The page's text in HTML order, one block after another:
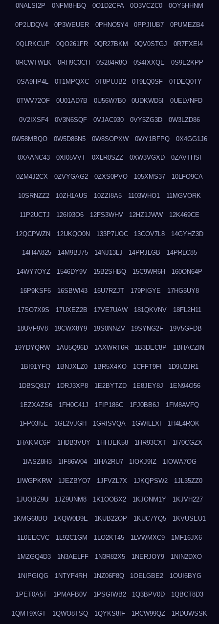
0NALSI2P 0NFM8HBQ 0O1D2CFA 0O3VCZC0 0OY5HHNM
0P2UDQV4 0P3WEUER 0PHNO5Y4 0PPJIUB7 0PUMEZB4
0QLRKCUP 0QO261FR 0QR27BKM 0QV0STGJ 0R7FXEI4
0RCWTWLK 0RH9C3CH 0S284R8O 0S4IXXQE 0S9E2KPP
0SA9HP4L 0T1MPQXC 0T8PUJB2 0T9LQ0SF 0TDEQ0TY
0TWV72OF 0U01AD7B 0U56W7B0 0UDKWD5I 0UELVNFD
0V2IXSF4 0V3N6SQF 0VJAC930 0VY5ZG3D 0W3LZD86
0W58MBQO 0W5D86N5 0W8SOPXW 0WY1BFPQ 0X4GG1J6
0XAANC43 0XI05VVT 0XLR0SZZ 0XW3VGXD 0ZAVTHSI
0ZM4J2CX 0ZVYGAG2 0ZXS0PVO 105XMS37 10LFO9CA
10SRNZZ2 10ZH1AUS 10ZZI8A5 1103WHO1 11MGVORK
11P2UCTJ 126I93O6 12FS3WHV 12HZ1JWW 12K469CE
12QCPWZN 12UKQO0N 133P7UOC 13COV7L8 14GYHZ3D
14H4A825 14M9BJ75 14NJ13LJ 14PRJLGB 14PRLC85
14WY7OYZ 1546DY9V 15B2SHBQ 15C9WR6H 160ON64P
16P9KSF6 16SBWI43 16U7RZJT 179PIGYE 17HG5UY8
17SO7X9S 17UXEZ2B 17VE7UAW 181QKVNV 18FL2H11
18UVF9V8 19CWX8Y9 19S0NNZV 19SYNG2F 19V5GFDB
19YDYQRW 1AU5Q96D 1AXWRT6R 1B3DEC8P 1BHACZIN
1BI91YFQ 1BNJXLZ0 1BR5X4KO 1CFFT9FI 1D9U2JR1
1DBSQ817 1DRJ3XP8 1E2BYTZD 1E8JEY8J 1EN94O56
1EZXAZS6 1FH0C41J 1FIP186C 1FJ0BB6J 1FM8AVFQ
1FP03I5E 1GL2VJGH 1GRISVQA 1GWILLXI 1H4L4ROK
1HAKMC6P 1HDB3VUY 1HHJEK58 1HR93CXT 1I70CGZX
1IASZ8H3 1IF86W04 1IHA2RU7 1IOKJ9IZ 1IOWA7OG
1IWGPKRW 1JEZBYO7 1JFVZL7X 1JKQPSW2 1JL35ZZ0
1JUOBZ9U 1JZ9UNM8 1K1OOBX2 1KJONM1Y 1KJVH227
1KMG68BO 1KQW0D9E 1KUB22OP 1KUC7YQ5 1KVUSEU1
1L0EECVC 1L92C1GM 1LO2KT45 1LVWMXC9 1MF16JX6
1MZGQ4D3 1N3AELFF 1N3R82X5 1NERJOY9 1NIN2DXO
1NIPGIQG 1NTYF4RH 1NZ06F8Q 1OELGBE2 1OUI6BYG
1PET0A5T 1PMAFB0V 1PSGIWB2 1Q3BPV0D 1QBCT8D3
1QMT9XGT 1QWO8TSQ 1QYKS8IF 1RCW99QZ 1RDUWSSK